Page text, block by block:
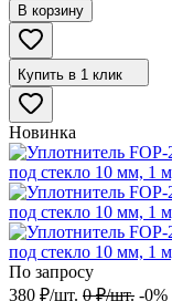
В корзину
Купить в 1 клик
Новинка
По запросу
380 ₽/шт. 0 ₽/шт. -0%